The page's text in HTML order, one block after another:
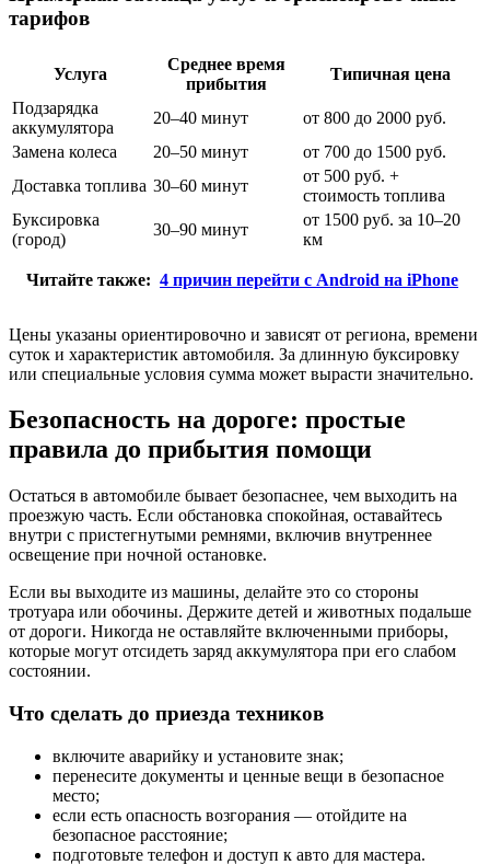
тарифов
Услуга
Среднее время
прибытия
Типичная цена
Подзарядка
аккумулятора
20–40 минут
от 800 до 2000 руб.
Замена колеса
20–50 минут
от 700 до 1500 руб.
Доставка топлива 30–60 минут
от 500 руб. +
стоимость топлива
Буксировка
(город)
30–90 минут
от 1500 руб. за 10–20
км
Читайте также: 4 причин перейти с Android на iPhone
Цены указаны ориентировочно и зависят от региона, времени
суток и характеристик автомобиля. За длинную буксировку
или специальные условия сумма может вырасти значительно.
Безопасность на дороге: простые
правила до прибытия помощи
Остаться в автомобиле бывает безопаснее, чем выходить на
проезжую часть. Если обстановка спокойная, оставайтесь
внутри с пристегнутыми ремнями, включив внутреннее
освещение при ночной остановке.
Если вы выходите из машины, делайте это со стороны
тротуара или обочины. Держите детей и животных подальше
от дороги. Никогда не оставляйте включенными приборы,
которые могут отсидеть заряд аккумулятора при его слабом
состоянии.
Что сделать до приезда техников
включите аварийку и установите знак;
перенесите документы и ценные вещи в безопасное
место;
если есть опасность возгорания — отойдите на
безопасное расстояние;
подготовьте телефон и доступ к авто для мастера.